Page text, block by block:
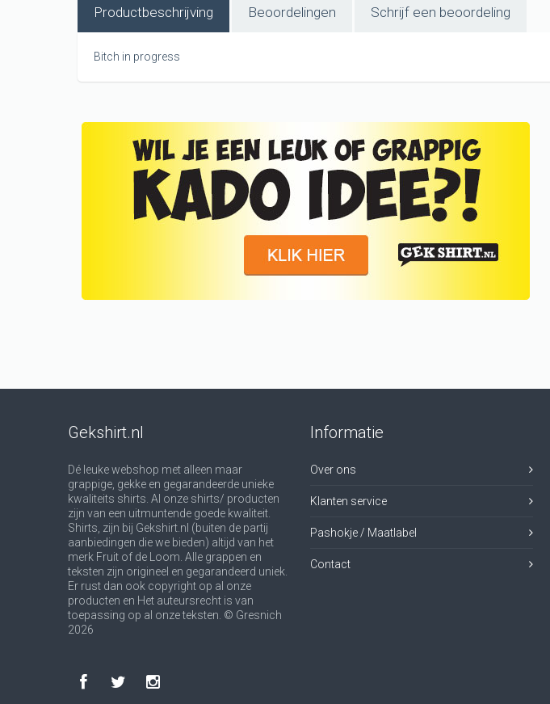
Productbeschrijving Beoordelingen Schrijf een beoordeling
Bitch in progress
Gekshirt.nl
Dé leuke webshop met alleen maar
grappige, gekke en gegarandeerde unieke
kwaliteits shirts. Al onze shirts/ producten
zijn van een uitmuntende goede kwaliteit.
Shirts, zijn bij Gekshirt.nl (buiten de partij
aanbiedingen die we bieden) altijd van het
merk Fruit of de Loom. Alle grappen en
teksten zijn origineel en gegarandeerd uniek.
Er rust dan ook copyright op al onze
producten en Het auteursrecht is van
toepassing op al onze teksten. © Gresnich
2026
Informatie
Over ons
Klanten service
Pashokje / Maatlabel
Contact